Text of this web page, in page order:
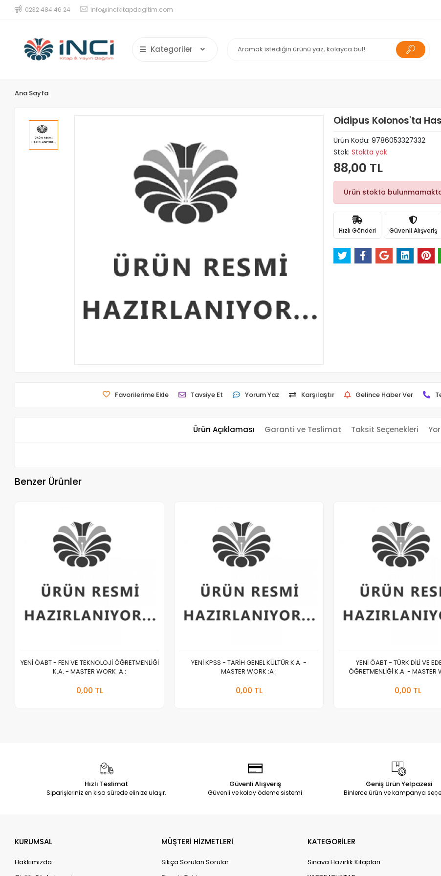
0232 484 46 24 info@incikitapdagitim.com
Kategoriler
Ana Sayfa
Oidipus Kolonos'ta
Ürün Kodu: 9786053327332
Stok: Stokta yok
88,00 TL
Ürün stokta
Hızlı Gönderi Güvenli Alışveriş
Favorilerime Ekle Tavsiye Et Yorum Yaz Karşılaştır Gelince Haber Ver
Ürün Açıklaması Garanti ve Teslimat Taksit Seçenekleri
Benzer Ürünler
YENİ ÖABT - FEN VE TEKNOLOJİ ÖĞRETMENLİĞİ
K.A. - MASTER WORK :A :
0,00 TL
YENİ KPSS - TARİH GENEL KÜLTÜR K.A. -
MASTER WORK :A :
0,00 TL
YENİ ÖABT - TÜRK DİLİ VE
ÖĞRETMENLİĞİ K.A. - MASTER
0,00 TL
Hızlı Teslimat
Siparişleriniz en kısa sürede elinize ulaşır.
Güvenli Alışveriş
Güvenli ve kolay ödeme sistemi
Geniş Ürün Yelpazesi
Binlerce ürün ve kampanya
KURUMSAL
Hakkımızda
MÜŞTERİ HİZMETLERİ
Sıkça Sorulan Sorular
KATEGORİLER
Sınava Hazırlık Kitapları